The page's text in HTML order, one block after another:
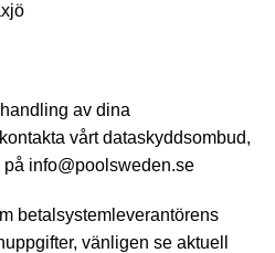
av dina
vårt dataskyddsombud,
info@poolsweden.se
betalsystemleverantörens
vänligen se aktuell